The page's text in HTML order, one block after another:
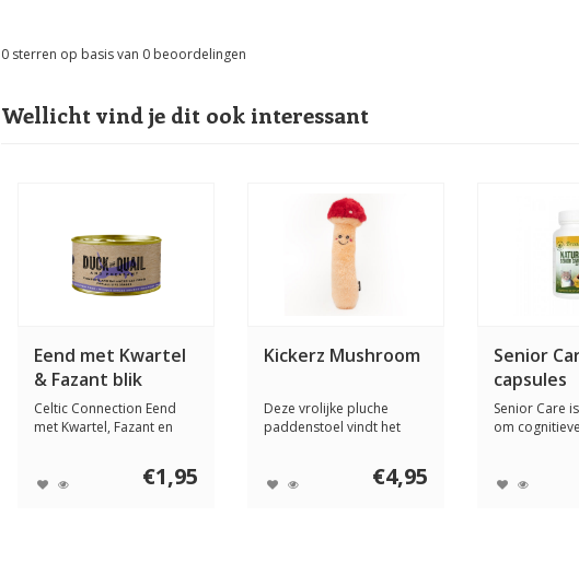
0 sterren op basis van 0 beoordelingen
Wellicht vind je dit ook interessant
Eend met Kwartel
& Fazant blik
Celtic Connection Eend
met Kwartel, Fazant en
€1,95
Kickerz Mushroom
Deze vrolijke pluche
paddenstoel vindt het
€4,95
Senior
capsules
Senior Care
om cognitieve